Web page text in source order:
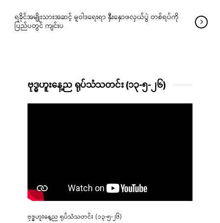
ရခိုင်အမျိုးသားအဆင့် မူဝါဒရေးရာ နှီးနှောဖလှယ်ပွဲ တစ်ရပ်ကို
ပြည်ပတွင် ကျင်းပ
ဗုဒ္ဓဟူးနေ့ည ရုပ်သံသတင်း (၁၃-၅-၂၆)
ဗုဒ္ဓဟူးနေ့ည ရုပ်သံသတင်း (၁၃-၅-၂၆)